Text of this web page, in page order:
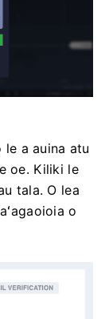
le a auina atu
oe. Kiliki le
tala. O lea
o